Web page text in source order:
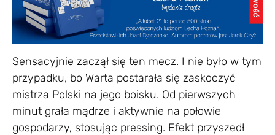
Sensacyjnie zaczął się ten mecz. I nie było w tym
przypadku, bo Warta postarała się zaskoczyć
mistrza Polski na jego boisku. Od pierwszych
minut grała mądrze i aktywnie na połowie
gospodarzy, stosując pressing. Efekt przyszedł